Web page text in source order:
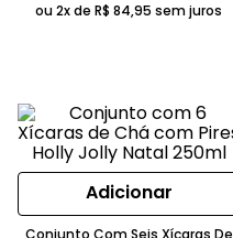
ou 2x de R$ 84,95 sem juros
Adicionar
Conjunto Com Seis Xícaras De